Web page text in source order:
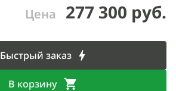
Цена 277 300 руб.
Быстрый заказ
В корзину